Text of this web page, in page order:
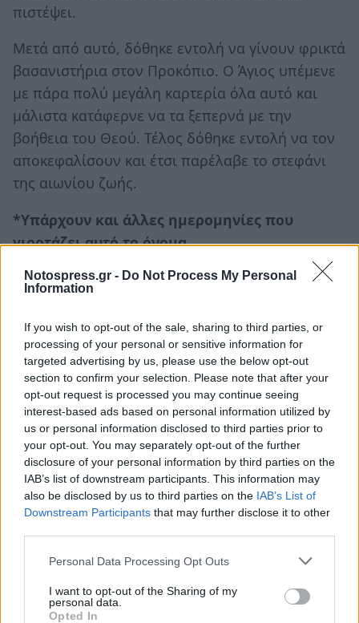
Notospress.gr - Do Not Process My Personal
Information
If you wish to opt-out of the sale, sharing to third parties, or
processing of your personal or sensitive information for
targeted advertising by us, please use the below opt-out
section to confirm your selection. Please note that after your
opt-out request is processed you may continue seeing
interest-based ads based on personal information utilized by
us or personal information disclosed to third parties prior to
your opt-out. You may separately opt-out of the further
disclosure of your personal information by third parties on the
IAB’s list of downstream participants. This information may
also be disclosed by us to third parties on the IAB’s List of
Downstream Participants that may further disclose it to other
Personal Data Processing Opt Outs
I want to opt-out of the Sharing of my
personal data.
Opted In
πιστέψει.
Μετά από αυτό, δόθηκε εντολή να γίνουν φρικτά
βασανιστήρια στον Προκόπιο. Ο Άγιος υπέμενε
με πάρα πολύ μεγάλη καρτερία όλα αυτό και
μάλιστα κατάφερνε να τα ξεπερνά με την
βοήθεια του Θεού. Τέλος δόθηκε εντολή να τον
αποκεφαλίσουν και έτσι παρέλαβε το στεφάνι
της αιωνίου ζωής.
*Υπάρχουν και άλλες ημερομηνίες που
γιορτάζει αυτό το όνομα.
Επίσης σήμερα είναι η Παγκόσμια Ημέρα
☀ Ανατολή ήλιου: 06:10 – Δύση ήλιου: 20:50
🌔 Σελήνη 12.4 ημερών
Ακολουθήστε το notospress.grστο Google News και
μάθετε πρώτοιόλες τις ειδήσεις
TAGS: ΑΓΙΟΛΟΓΙΟ
ΕΚΚΛΗΣΙΑ
ΠΟΙΟΙ ΓΙΟΡΤΑΖΟΥΝ ΣΗΜΕΡΑ
ΧΡΟΝΙΑ ΠΟΛΛΑ
ΕΟΡΤΗ
ΕΟΡΤΟΛΟΓΙΟ